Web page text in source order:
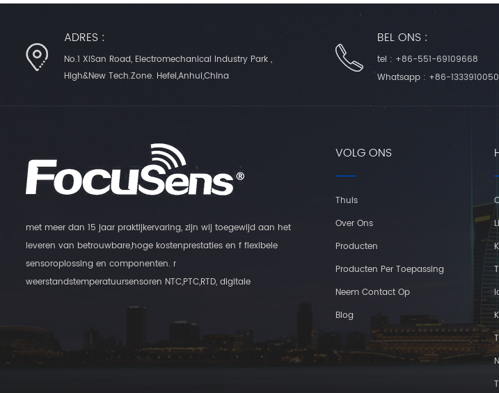
ADRES :
No.1 XiSan Road, Electromechanical Industry Park ,
High&New Tech.Zone. Hefei,Anhui,China
BEL ONS :
tel : +86-551-69109668
Whatsapp : +86-
met meer dan 15 jaar praktijkervaring, zijn wij toegewijd aan het
leveren van betrouwbare,hoge kostenprestaties en f flexibele
sensoroplossing en componenten. r
weerstandstemperatuursensoren NTC,PTC,RTD, digitale
magneetschakelaars zijn onze belangrijkste producten.
VOLG ONS
Thuis
Over Ons
Producten
Producten Per Toepassing
Neem Contact Op
Blog